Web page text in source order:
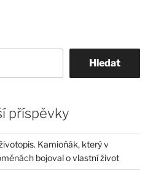
Hledat
příspěvky
Kamioňák, který v
bojoval o vlastní život